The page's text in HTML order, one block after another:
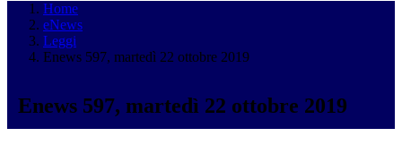
Home
eNews
Leggi
Enews 597, martedì 22 ottobre 2019
Enews 597, martedì 22 ottobre 2019